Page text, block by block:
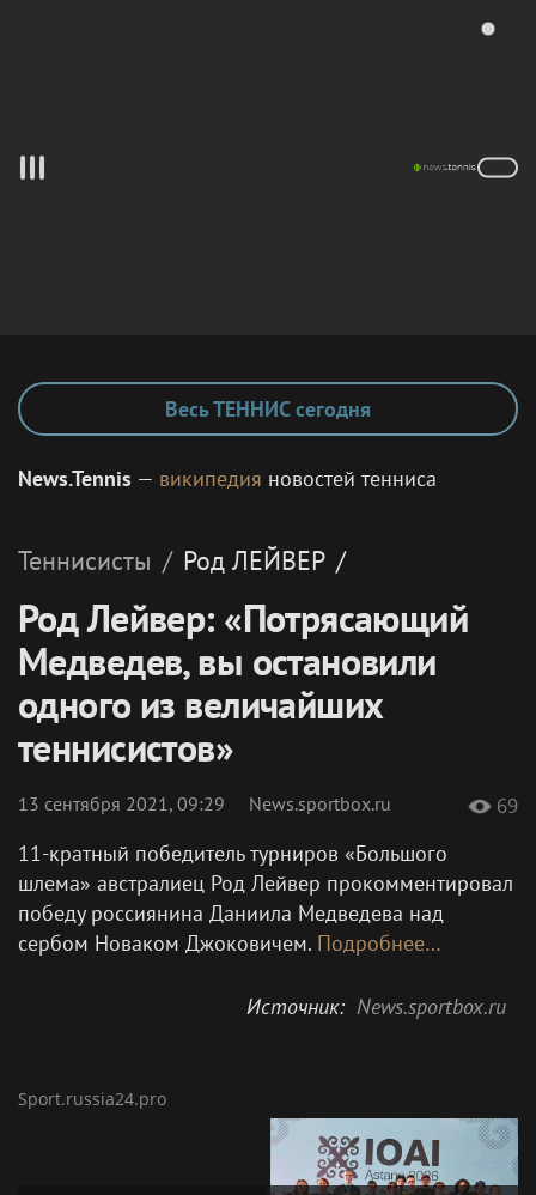
Весь ТЕННИС сегодня
News.Tennis — википедия новостей тенниса
Теннисисты / Род ЛЕЙВЕР /
Род Лейвер: «Потрясающий
Медведев, вы остановили
одного из величайших
теннисистов»
13 сентября 2021, 09:29 News.sportbox.ru 69
11-кратный победитель турниров «Большого
шлема» австралиец Род Лейвер прокомментировал
победу россиянина Даниила Медведева над
сербом Новаком Джоковичем. Подробнее…
Источник: News.sportbox.ru
Sport.russia24.pro